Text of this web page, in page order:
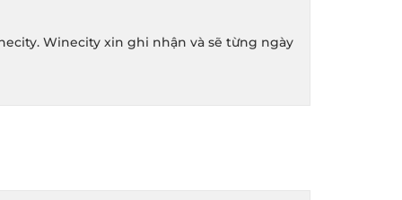
Winecity xin ghi nhận và sẽ từng ngày